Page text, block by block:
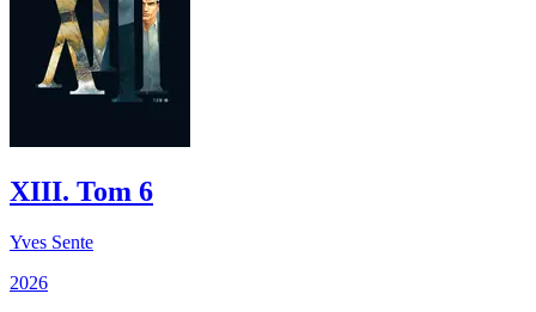
XIII. Tom 6
Yves Sente
2026